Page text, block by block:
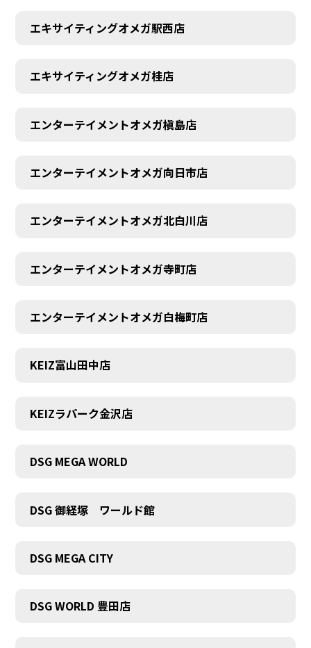
エキサイティングオメガ駅西店
エキサイティングオメガ桂店
エンターテイメントオメガ槇島店
エンターテイメントオメガ向日市店
エンターテイメントオメガ北白川店
エンターテイメントオメガ寺町店
エンターテイメントオメガ白梅町店
KEIZ富山田中店
KEIZラパーク金沢店
DSG MEGA WORLD
DSG 御経塚 ワールド館
DSG MEGA CITY
DSG WORLD 豊田店